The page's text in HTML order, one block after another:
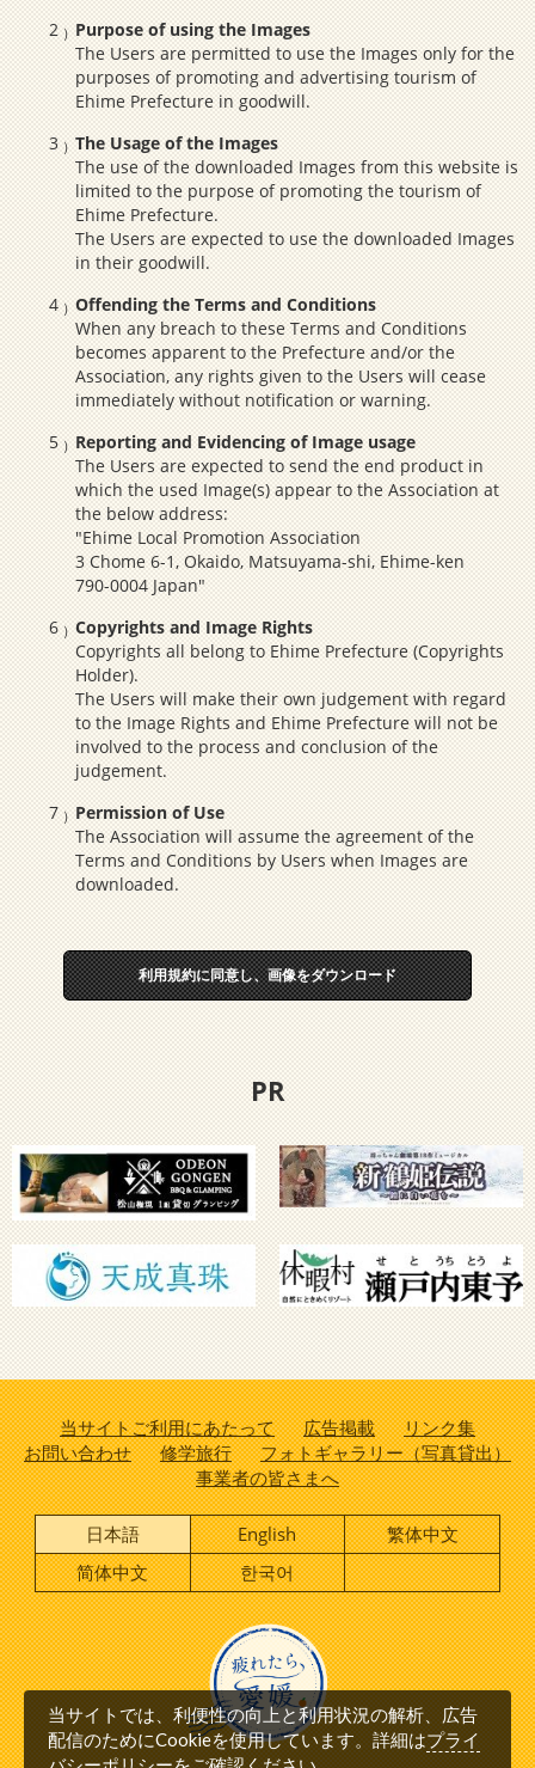
Purpose of using the Images
The Users are permitted to use the Images only for the
purposes of promoting and advertising tourism of
Ehime Prefecture in goodwill.
The Usage of the Images
The use of the downloaded Images from this website is
limited to the purpose of promoting the tourism of
Ehime Prefecture.
The Users are expected to use the downloaded Images
in their goodwill.
Offending the Terms and Conditions
When any breach to these Terms and Conditions
becomes apparent to the Prefecture and/or the
Association, any rights given to the Users will cease
immediately without notification or warning.
Reporting and Evidencing of Image usage
The Users are expected to send the end product in
which the used Image(s) appear to the Association at
the below address:
"Ehime Local Promotion Association
3 Chome 6-1, Okaido, Matsuyama-shi, Ehime-ken
790-0004 Japan"
Copyrights and Image Rights
Copyrights all belong to Ehime Prefecture (Copyrights
Holder).
The Users will make their own judgement with regard
to the Image Rights and Ehime Prefecture will not be
involved to the process and conclusion of the
judgement.
Permission of Use
The Association will assume the agreement of the
Terms and Conditions by Users when Images are
downloaded.
利用規約に同意し、画像をダウンロード
PR
当サイトご利用にあたって 広告掲載
リンク集
お問い合わせ
修学旅行
フォトギャラリー（写真貸出）
事業者の皆さまへ
日本語 English
繁体中文
简体中文
한국어
当サイトでは、利便性の向上と利用状況の解析、広告
配信のためにCookieを使用しています。詳細はプライ